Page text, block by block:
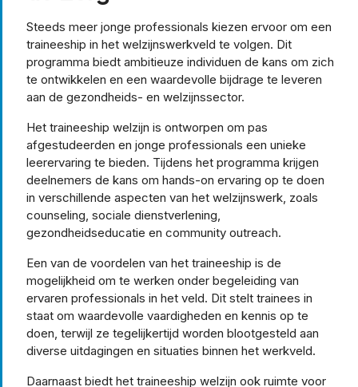
Steeds meer jonge professionals kiezen ervoor om een
traineeship in het welzijnswerkveld te volgen. Dit
programma biedt ambitieuze individuen de kans om zich
te ontwikkelen en een waardevolle bijdrage te leveren
aan de gezondheids- en welzijnssector.
Het traineeship welzijn is ontworpen om pas
afgestudeerden en jonge professionals een unieke
leerervaring te bieden. Tijdens het programma krijgen
deelnemers de kans om hands-on ervaring op te doen
in verschillende aspecten van het welzijnswerk, zoals
counseling, sociale dienstverlening,
gezondheidseducatie en community outreach.
Een van de voordelen van het traineeship is de
mogelijkheid om te werken onder begeleiding van
ervaren professionals in het veld. Dit stelt trainees in
staat om waardevolle vaardigheden en kennis op te
doen, terwijl ze tegelijkertijd worden blootgesteld aan
diverse uitdagingen en situaties binnen het werkveld.
Daarnaast biedt het traineeship welzijn ook ruimte voor